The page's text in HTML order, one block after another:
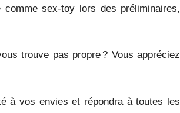
sex-toy lors des préliminaires,
trouve pas propre ? Vous appréciez
à vos envies et répondra à toutes les